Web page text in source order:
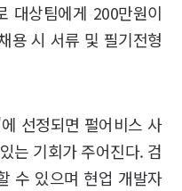
대상팀에게 200만원이
용 시 서류 및 필기전형
선정되면 펄어비스 사
는 기회가 주어진다. 검
수 있으며 현업 개발자